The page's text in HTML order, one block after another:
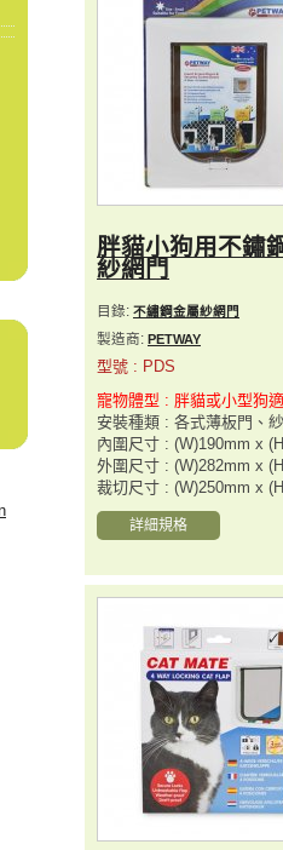
胖貓小狗用不鏽
紗網門
目錄: 不繡鋼金屬紗網門
製造商: PETWAY
型號 : PDS
寵物體型 : 胖貓或小型狗
安裝種類 : 各式薄板門、
內圍尺寸 : (W)190mm x
外圍尺寸 : (W)282mm x
裁切尺寸 : (W)250mm x
詳細規格